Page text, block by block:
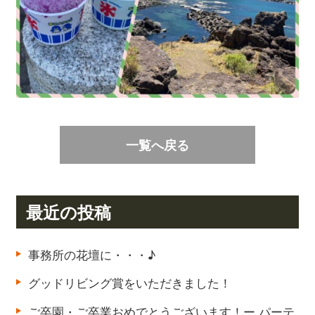
一覧へ戻る
最近の投稿
事務所の花壇に・・・♪
グッドリビング賞をいただきました！
ご卒園・ご卒業おめでとうございます！ー パーテ